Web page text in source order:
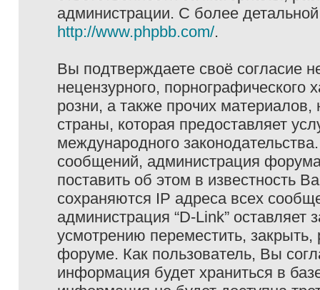
администрации. С более
http://www.phpbb.com/.
Вы подтверждаете своё согласие
нецензурного, порнографического
розни, а также прочих
страны, которая предоставляет
международного
сообщений, администрация
поставить об этом в известность
сохраняются IP адреса всех
администрация “D-Link”
усмотрению переместить,
форуме. Как пользователь, Вы
информация будет храниться в